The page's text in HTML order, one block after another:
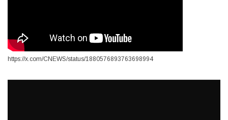
https://x.com/CNEWS/status/1880576893763698994